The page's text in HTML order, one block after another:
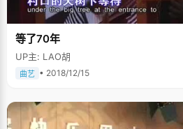
等了70年
UP主: LAO胡
曲艺 • 2018/12/15